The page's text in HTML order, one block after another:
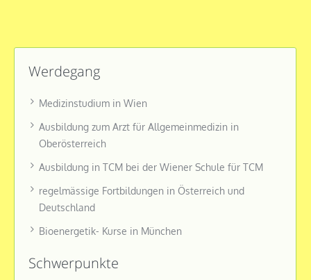
Werdegang
Medizinstudium in Wien
Ausbildung zum Arzt für Allgemeinmedizin in
Oberösterreich
Ausbildung in TCM bei der Wiener Schule für TCM
regelmässige Fortbildungen in Österreich und
Deutschland
Bioenergetik- Kurse in München
Schwerpunkte